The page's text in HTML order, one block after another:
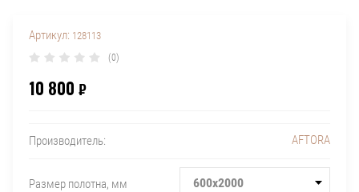
Артикул: 128113
(0)
10 800 ₽
Производитель: AFTORA
Размер полотна, мм 600х2000